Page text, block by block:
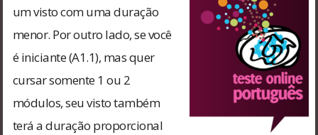
um visto com uma duração
menor. Por outro lado, se você
é iniciante (A1.1), mas quer
cursar somente 1 ou 2
módulos, seu visto também
terá a duração proporcional